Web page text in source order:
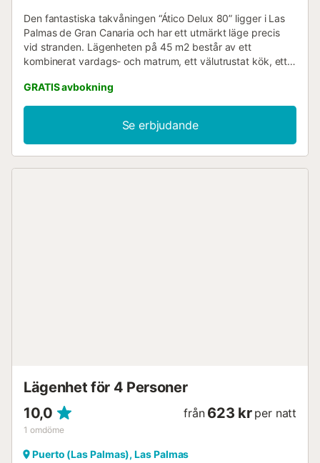
Den fantastiska takvåningen “Ático Delux 80” ligger i Las
Palmas de Gran Canaria och har ett utmärkt läge precis
vid stranden. Lägenheten på 45 m2 består av ett
kombinerat vardags- och matrum, ett välutrustat kök, ett
därför rymma 2 personer. Ytterligare bekvämligheter
inkluderar Wi-Fi, fläktar, tvättmaskin, satellit-TV och
barnsäng vid förfrågan. Din rymliga privata takterrass med
perfekt havsutsikt bjuder in dig att tillbringa kvällarna här
med en cocktail medan du ser solen gå ner. Tack vare sitt
GRATIS avbokning
Se erbjudande
Lägenhet för 4 Personer
10,0
1 omdöme
från 623 kr per natt
Puerto (Las Palmas), Las Palmas